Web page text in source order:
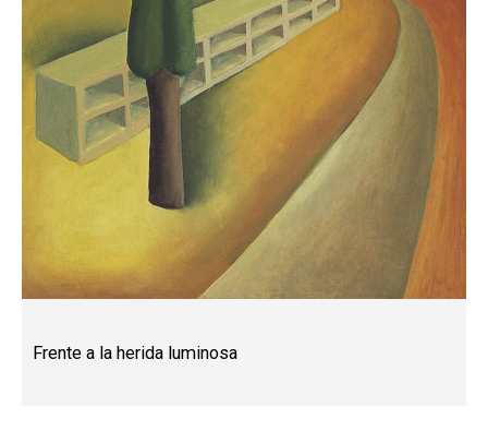
Frente a la herida luminosa